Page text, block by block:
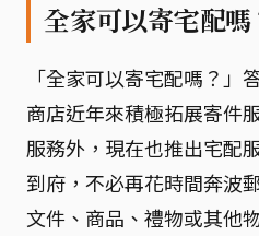
全家可以寄宅配
「全家可以寄宅配嗎？」
商店近年來積極拓展寄件
服務外，現在也推出宅配
到府，不必再花時間奔波
文件、商品、禮物或其他